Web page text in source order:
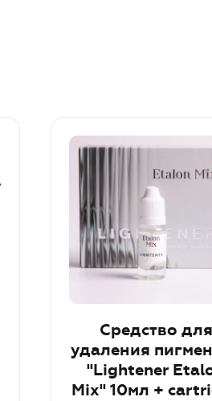
Средство для
удаления
"Lightener
Mix" 10мл +